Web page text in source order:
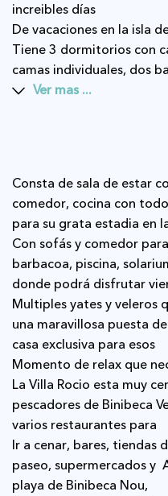
increibles días
de vacaciones en la isla
Tiene 3 dormitorios con camas dobles y uno con dos
camas individuales, dos
Ver mas ...
Consta de sala de estar con aire acondicionado y
comedor, cocina con
para su grata estadia en
con sofás y comedor para poder cenar al fresco,
barbacoa, piscina,
donde podrá disfrutar
multiples yates y veleros que navegan por la zona y de
una maravillosa puesta
casa exclusiva para esos
momento de relax que
La Villa Rocio esta muy cerca del famoso pueblo de
pescadores de Binibeca
varios restaurantes para
ir a cenar, bares, tiendas donde disfrutar dando un lindo
paseo, supermercados y
playa de Binibeca Nou,